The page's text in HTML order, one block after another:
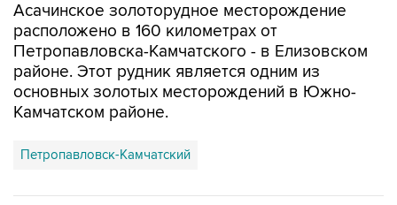
Асачинское золоторудное месторождение
расположено в 160 километрах от
Петропавловска-Камчатского - в Елизовском
районе. Этот рудник является одним из
основных золотых месторождений в Южно-
Камчатском районе.
Петропавловск-Камчатский